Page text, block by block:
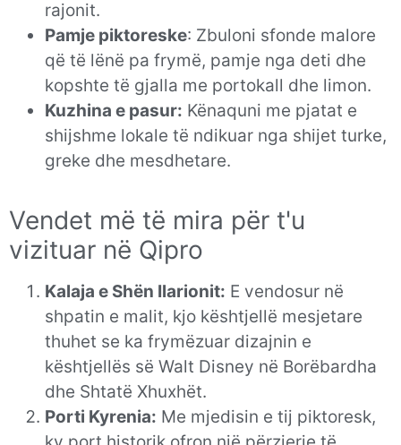
rajonit.
Pamje piktoreske: Zbuloni sfonde malore
që të lënë pa frymë, pamje nga deti dhe
kopshte të gjalla me portokall dhe limon.
Kuzhina e pasur: Kënaquni me pjatat e
shijshme lokale të ndikuar nga shijet turke,
greke dhe mesdhetare.
Vendet më të mira për t'u
vizituar në Qipro
Kalaja e Shën Ilarionit: E vendosur në
shpatin e malit, kjo kështjellë mesjetare
thuhet se ka frymëzuar dizajnin e
kështjellës së Walt Disney në Borëbardha
dhe Shtatë Xhuxhët.
Porti Kyrenia: Me mjedisin e tij piktoresk,